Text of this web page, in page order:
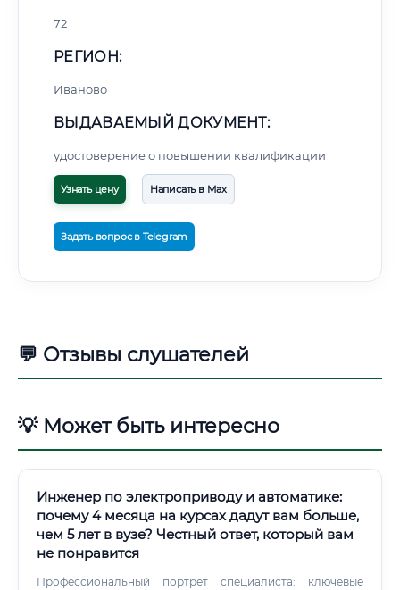
72
РЕГИОН:
Иваново
ВЫДАВАЕМЫЙ ДОКУМЕНТ:
удостоверение о повышении квалификации
Узнать цену Написать в Max
Задать вопрос в Telegram
💬 Отзывы слушателей
💡 Может быть интересно
Инженер по электроприводу и автоматике:
почему 4 месяца на курсах дадут вам больше,
чем 5 лет в вузе? Честный ответ, который вам
не понравится
Профессиональный портрет специалиста: ключевые